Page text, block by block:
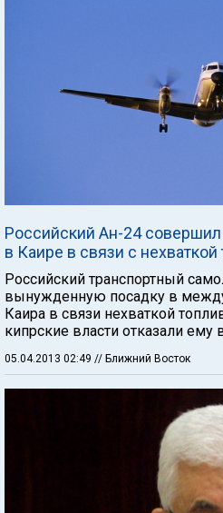
Российский Ан-24
в Каире в связи с нехваткой
Российский транспортный
вынужденную посадку в
Каира в связи нехваткой
кипрские власти отказали ему
05.04.2013 02:49 // Ближний Восток